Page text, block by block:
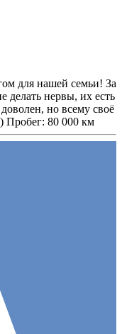
для нашей семьи! За
делать нервы, их есть
но всему своё
Пробег: 80 000 км